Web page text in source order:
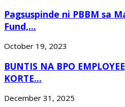
Pagsuspinde ni PBBM sa
Fund,...
October 19, 2023
BUNTIS NA BPO
KORTE...
December 31, 2025